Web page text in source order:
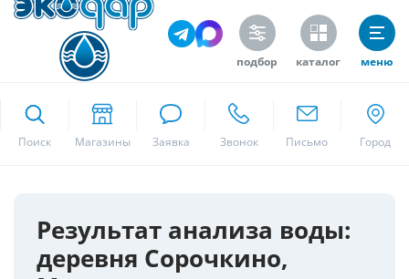
подбор каталог меню
Поиск
Результат анализа воды:
деревня Сорочкино,